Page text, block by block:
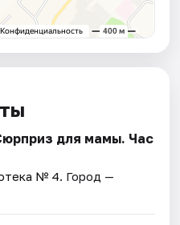
для мамы. Час
№ 4. Город —